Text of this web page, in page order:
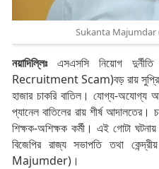
Sukanta Majumdar
নয়াদিল্লিঃএসএসসি নিয়োগ
Recruitment Scam)বড় রায়
হাজার চাকরি বাতিল। যোগ্য-অযোগ্য
প্যানেল বাতিলের রায় শীর্ষ
শিক্ষক-অশিক্ষক কর্মী। এই গোটা
বিজেপির রাজ্য সভাপতি তথা
Majumder)।